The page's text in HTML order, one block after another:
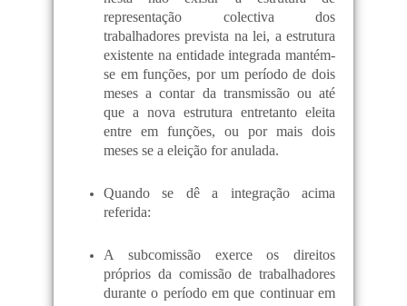
representação colectiva dos
trabalhadores prevista na lei, a estrutura
existente na entidade integrada mantém-
se em funções, por um período de dois
meses a contar da transmissão ou até
que a nova estrutura entretanto eleita
entre em funções, ou por mais dois
meses se a eleição for anulada.
Quando se dê a integração acima
referida:
A subcomissão exerce os direitos
próprios da comissão de trabalhadores
durante o período em que continuar em